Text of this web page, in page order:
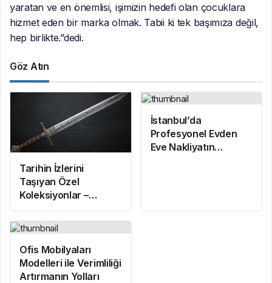
yaratan ve en önemlisi, işimizin hedefi olan çocuklara
hizmet eden bir marka olmak. Tabii ki tek başımıza değil,
hep birlikte.”dedi.
Göz Atın
Tarihin İzlerini
Taşıyan Özel
Koleksiyonlar –
Ahmegon
İstanbul’da
Profesyonel Evden
Eve Nakliyatın
Ofis Mobilyaları
Modelleri ile Verimliliği
Artırmanın Yolları